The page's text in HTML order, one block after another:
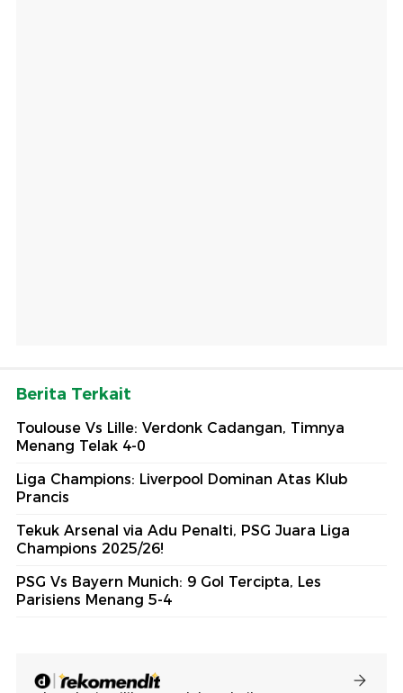
Berita Terkait
Toulouse Vs Lille: Verdonk Cadangan, Timnya
Menang Telak 4-0
Liga Champions: Liverpool Dominan Atas Klub
Prancis
Tekuk Arsenal via Adu Penalti, PSG Juara Liga
Champions 2025/26!
PSG Vs Bayern Munich: 9 Gol Tercipta, Les
Parisiens Menang 5-4